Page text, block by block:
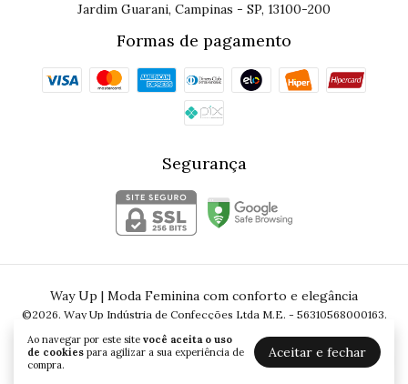
Ao navegar por este site você aceita o uso
de cookies para agilizar a sua experiência de
compra.
Aceitar e fechar
Jardim Guarani, Campinas - SP, 13100-200
Formas de pagamento
Segurança
Way Up | Moda Feminina com conforto e elegância
©2026. Way Up Indústria de Confecções Ltda M.E. - 56310568000163.